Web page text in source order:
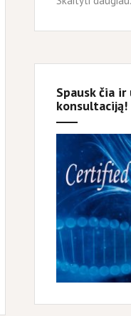
Spausk čia
konsultaciją!